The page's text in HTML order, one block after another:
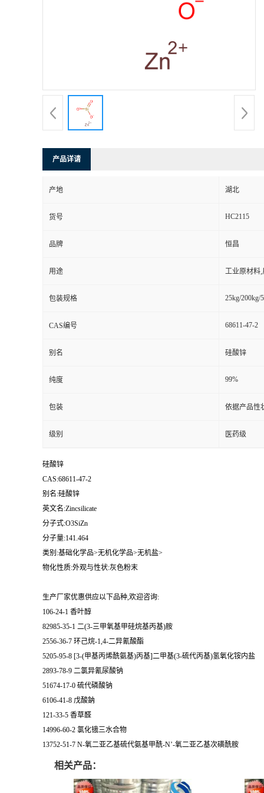
产品详请
产地 湖北
货号 HC2115
品牌 恒昌
用途 工业原材料
包装规格 25kg/200kg/
CAS编号 68611-47-2
别名 硅酸锌
纯度 99%
包装 依据产品性
级别 医药级
硅酸锌
CAS:68611-47-2
别名:硅酸锌
英文名:Zincsilicate
分子式:O3SiZn
分子量:141.464
类别:基础化学品>无机化学品>无机盐>
物化性质:外观与性状:灰色粉末
生产厂家优惠供应以下品种,欢迎咨询:
106-24-1 香叶醇
82985-35-1 二(3-三甲氧基甲硅烷基丙基)胺
2556-36-7 环己烷-1,4-二异氰酸酯
5205-95-8 [3-(甲基丙烯酰氨基)丙基]二甲基(3-硫代丙基)氢氧化铵内盐
2893-78-9 二氯异氰尿酸钠
51674-17-0 硫代磷酸钠
6106-41-8 戊酸鈉
121-33-5 香草醛
14996-60-2 氯化锇三水合物
13752-51-7 N-氧二亚乙基硫代氨基甲酰-N’-氧二亚乙基次磺酰胺
相关产品：